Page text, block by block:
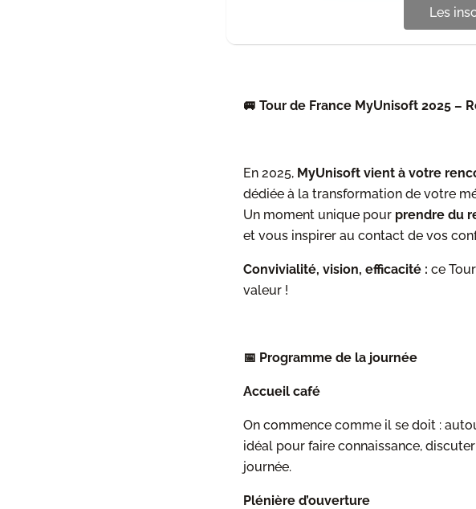
Les
🚐 Tour de France MyUnisoft 2025 –
En 2025, MyUnisoft vient à votre
dédiée à la transformation de votre
Un moment unique pour prendre du
et vous inspirer au contact de vos
Convivialité, vision, efficacité : ce
valeur !
📅 Programme de la journée
Accueil café
On commence comme il se doit :
idéal pour faire connaissance,
journée.
Plénière d’ouverture